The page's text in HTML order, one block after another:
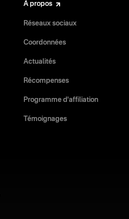
À propos
Réseaux sociaux
Coordonnées
Actualités
Récompenses
Programme d'affiliation
Témoignages